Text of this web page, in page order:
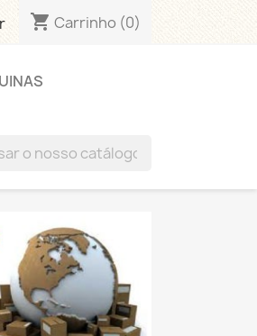
shopping_cart Carrinho (0)